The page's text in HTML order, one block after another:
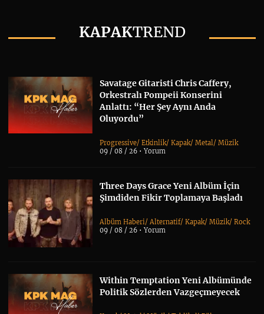
KAPAKTREND
Savatage Gitaristi Chris Caffery,
Orkestralı Pompeii Konserini
Anlattı: “Her Şey Aynı Anda
Oluyordu”
Progressive/Etkinlik/Kapak/Metal/Müzik
09 / 08 / 26 •Yorum
Three Days Grace Yeni Albüm İçin
Şimdiden Fikir Toplamaya Başladı
Albüm Haberi/Alternatif/Kapak/Müzik/Rock
09 / 08 / 26 •Yorum
Within Temptation Yeni Albümünde
Politik Sözlerden Vazgeçmeyecek